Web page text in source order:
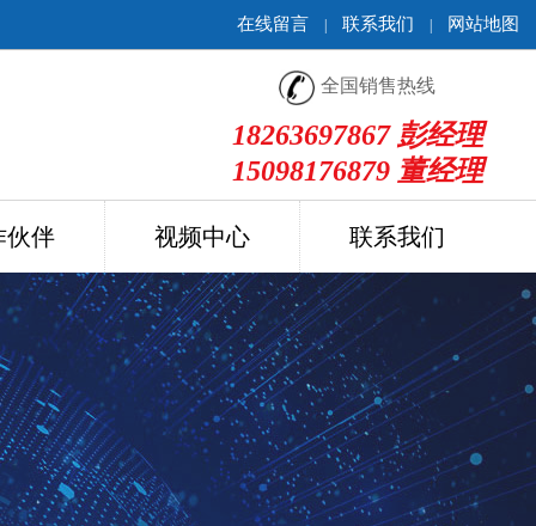
在线留言 联系我们 网站地图
全国销售热线
18263697867 彭经理
15098176879 董经理
伙伴 视频中心 联系我们